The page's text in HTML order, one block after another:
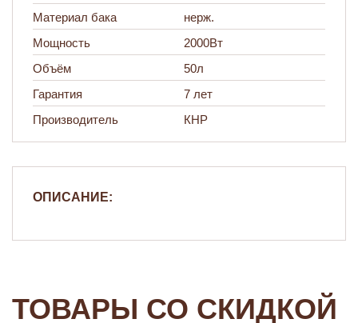
Материал бака
нерж.
Мощность
2000Вт
Объём
50л
Гарантия
7 лет
Производитель
КНР
ОПИСАНИЕ:
ТОВАРЫ СО СКИДКОЙ